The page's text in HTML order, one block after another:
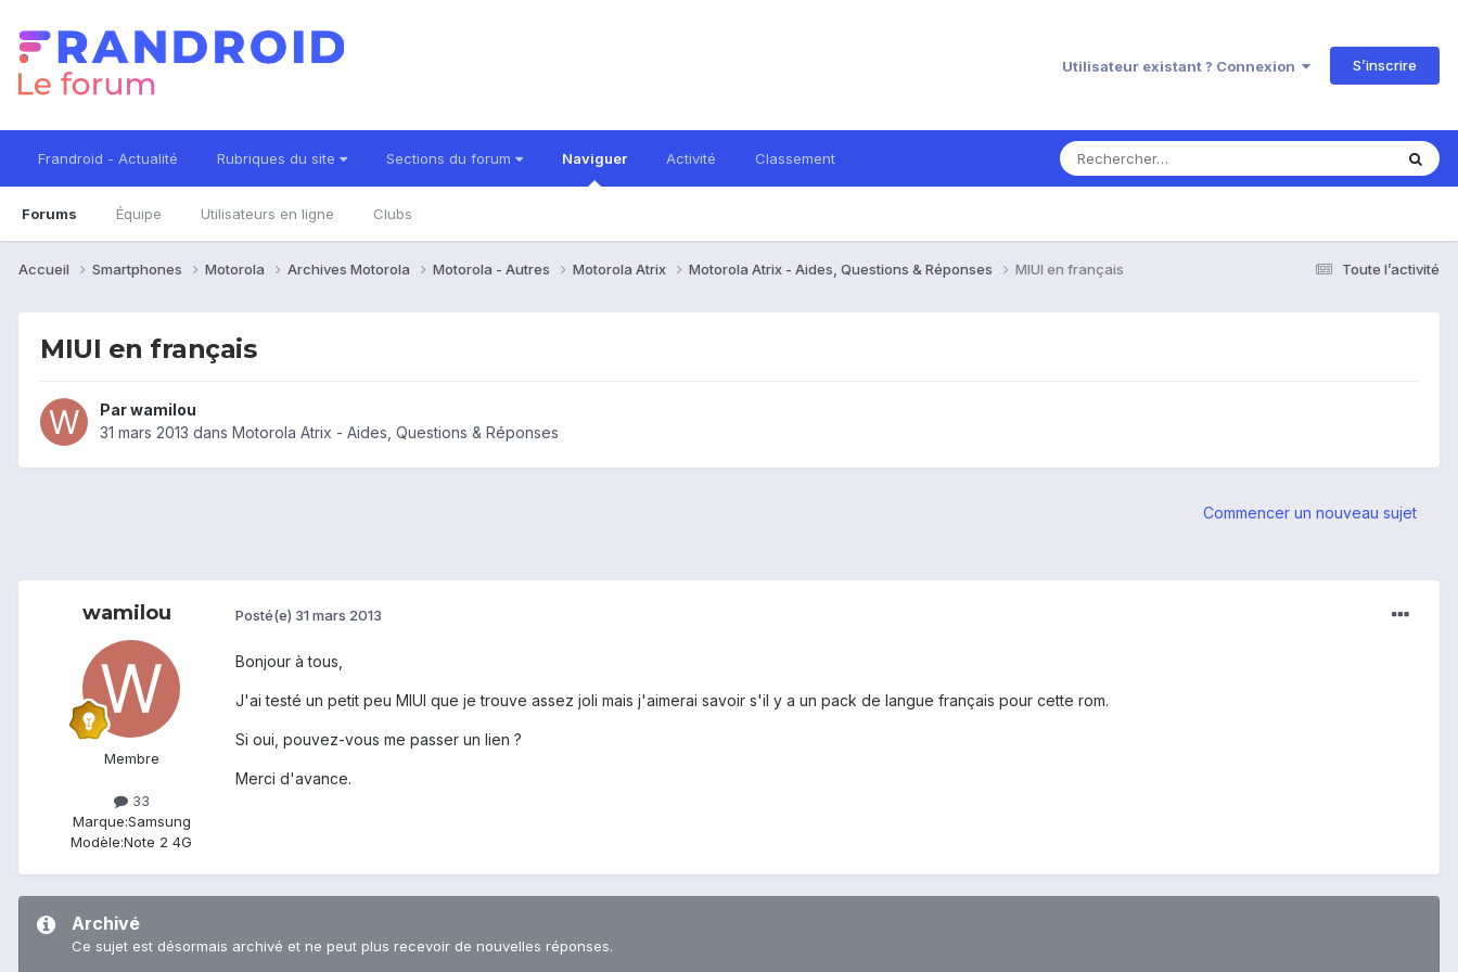
Utilisateur existant ? Connexion S’inscrire
Frandroid - Actualité Rubriques du site Sections du forum Naviguer
Forums Équipe Utilisateurs en ligne Clubs
Activité Classement
Toute l’activité
Accueil Smartphones Motorola Archives Motorola Motorola - Autres Motorola Atrix Motorola Atrix - Aides, Questions & Réponses MIUI en français
MIUI en français
Parwamilou
31 mars 2013 dans Motorola Atrix - Aides, Questions & Réponses
Commencer un nouveau sujet
wamilou
Membre
33
Marque:Samsung
Modèle:Note 2 4G
Posté(e) 31 mars 2013
Bonjour à tous,
J'ai testé un petit peu MIUI que je trouve assez joli mais j'aimerai savoir s'il y a un pack de langue français pour cette rom.
Si oui, pouvez-vous me passer un lien ?
Merci d'avance.
Archivé
Ce sujet est désormais archivé et ne peut plus recevoir de nouvelles réponses.